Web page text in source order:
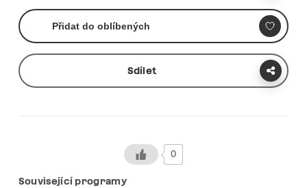
Přidat do oblíbených
Sdílet
0
Související programy